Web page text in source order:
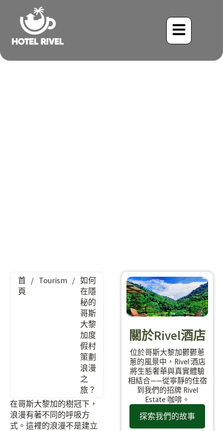
首
頁
/ Tourism / 如何
在隱
秘的
哥斯
大黎
加度
假村
策劃
浪漫
之
旅？
在哥斯大黎加的樹冠下，
浪漫有著不同的呼吸方
式。這裡的浪漫不是建立
關於Rivel酒店
位於哥斯大黎加鬱鬱蔥
蔥的風景中，Rivel 酒店
將生態奢華與真實體驗
相結合——從寧靜的住宿
到我們的招牌 Rivel
Estate 咖啡。
探索我們的故事